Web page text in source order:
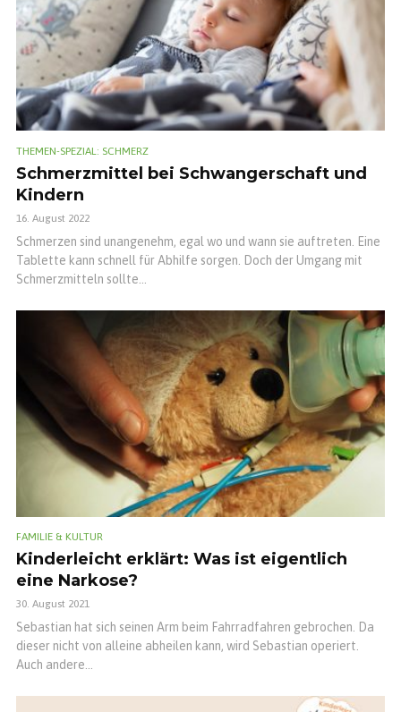
THEMEN-SPEZIAL: SCHMERZ
Schmerzmittel bei Schwangerschaft und
Kindern
16. August 2022
Schmerzen sind unangenehm, egal wo und wann sie auftreten. Eine
Tablette kann schnell für Abhilfe sorgen. Doch der Umgang mit
Schmerzmitteln sollte...
FAMILIE & KULTUR
Kinderleicht erklärt: Was ist eigentlich
eine Narkose?
30. August 2021
Sebastian hat sich seinen Arm beim Fahrradfahren gebrochen. Da
dieser nicht von alleine abheilen kann, wird Sebastian operiert.
Auch andere...